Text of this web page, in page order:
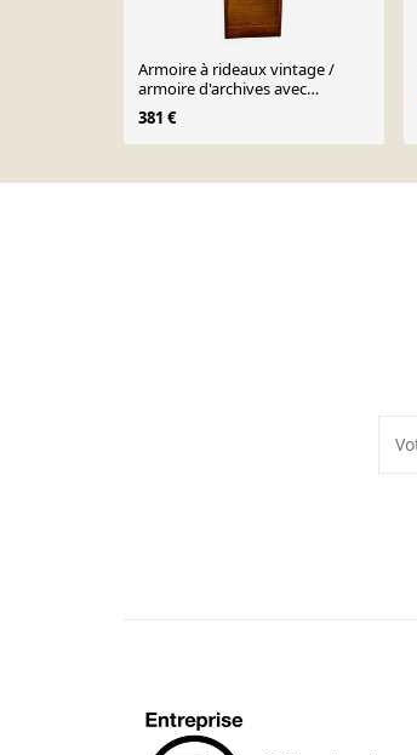
Armoire à rideaux vintage /
armoire d'archives avec
supports pour dossiers
381 €